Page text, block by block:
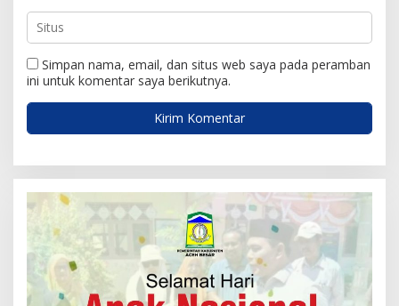
Simpan nama, email, dan situs web saya pada peramban
ini untuk komentar saya berikutnya.